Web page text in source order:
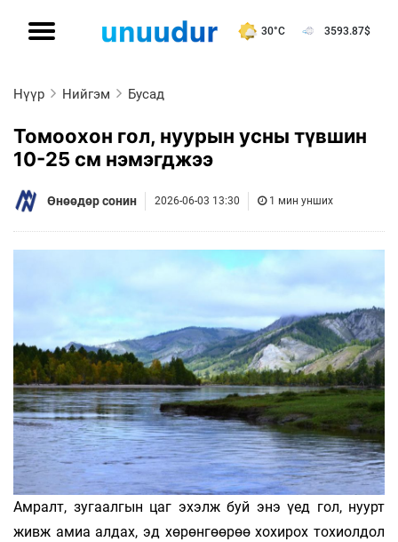
30°C 3593.87$
Нүүр Нийгэм Бусад
Томоохон гол, нуурын усны түвшин
10-25 см нэмэгджээ
Өнөөдөр сонин 2026-06-03 13:30 1 мин унших
Амралт, зугаалгын цаг эхэлж буй энэ үед гол, нуурт
живж амиа алдах, эд хөрөнгөөрөө хохирох тохиолдол